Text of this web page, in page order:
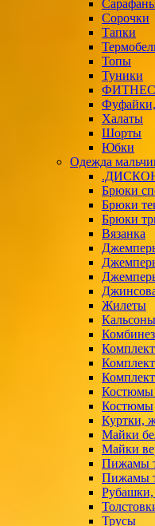
Сорочки
Тапки
Топы
Туники
ФИТНЕС
Халаты
Шорты
Юбки
Одежда
Брюки
Брюки
Брюки
Вязанка
Жилеты
Костюмы
Костюмы
Куртки,
Майки
Майки
Пижамы
Пижамы
Трусы